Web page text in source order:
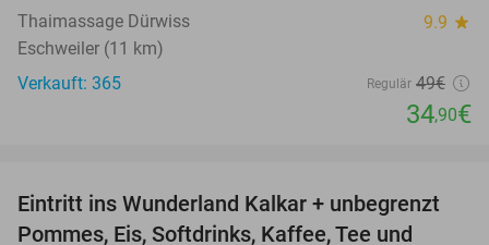
Thaimassage Dürwiss 9.9 star
Eschweiler (11 km)
Verkauft: 365
Regulär 49€
34,90€
32%
Eintritt ins Wunderland Kalkar + unbegrenzt
Pommes, Eis, Softdrinks, Kaffee, Tee und